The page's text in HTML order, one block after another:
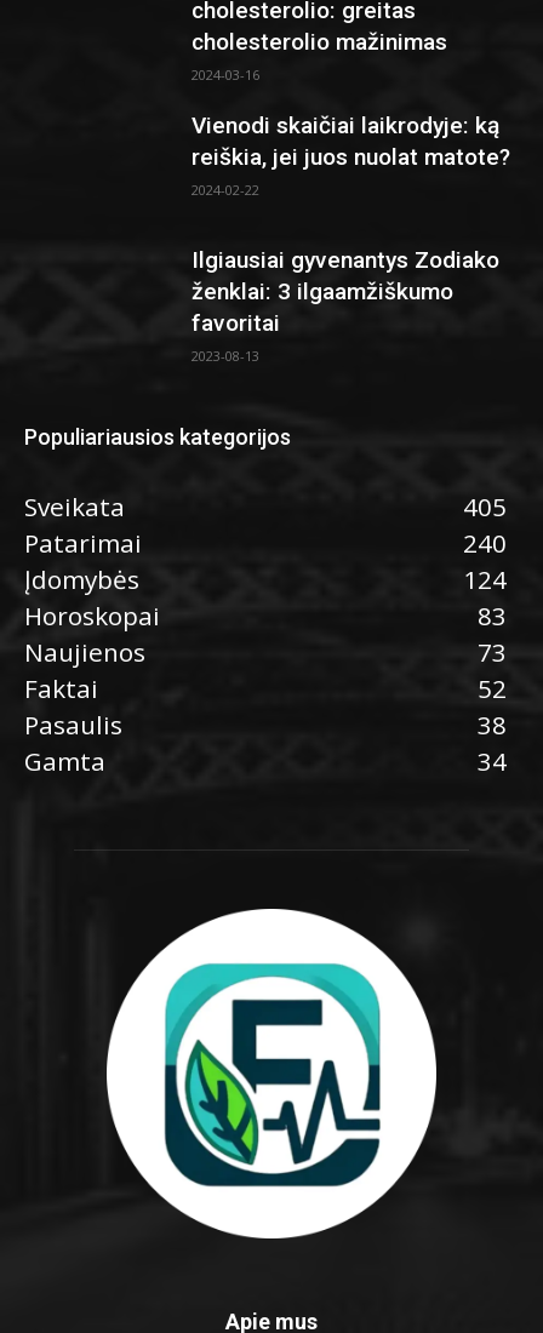
cholesterolio: greitas
cholesterolio mažinimas
2024-03-16
Vienodi skaičiai laikrodyje: ką
reiškia, jei juos nuolat matote?
2024-02-22
Ilgiausiai gyvenantys Zodiako
ženklai: 3 ilgaamžiškumo
favoritai
2023-08-13
Populiariausios kategorijos
Sveikata
405
Patarimai
240
Įdomybės
124
Horoskopai
83
Naujienos
73
Faktai
52
Pasaulis
38
Gamta
34
Apie mus